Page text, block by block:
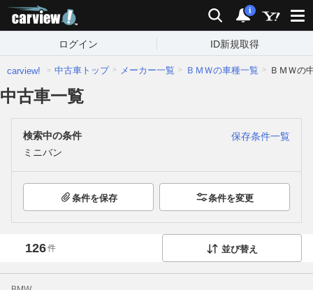
検索 通知
i
ログイン ID新規取得
carview! 中古車トップ メーカー一覧 ＢＭＷの車種一覧 ＢＭＷの
中古車一覧
検索中の条件
保存条件一覧
ミニバン
条件を保存 条件を変更
126件 並び替え